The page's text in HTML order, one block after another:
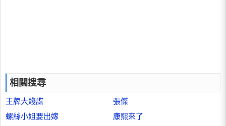
相關搜尋
王牌大賤諜
張傑
螺絲小姐要出嫁
康熙來了